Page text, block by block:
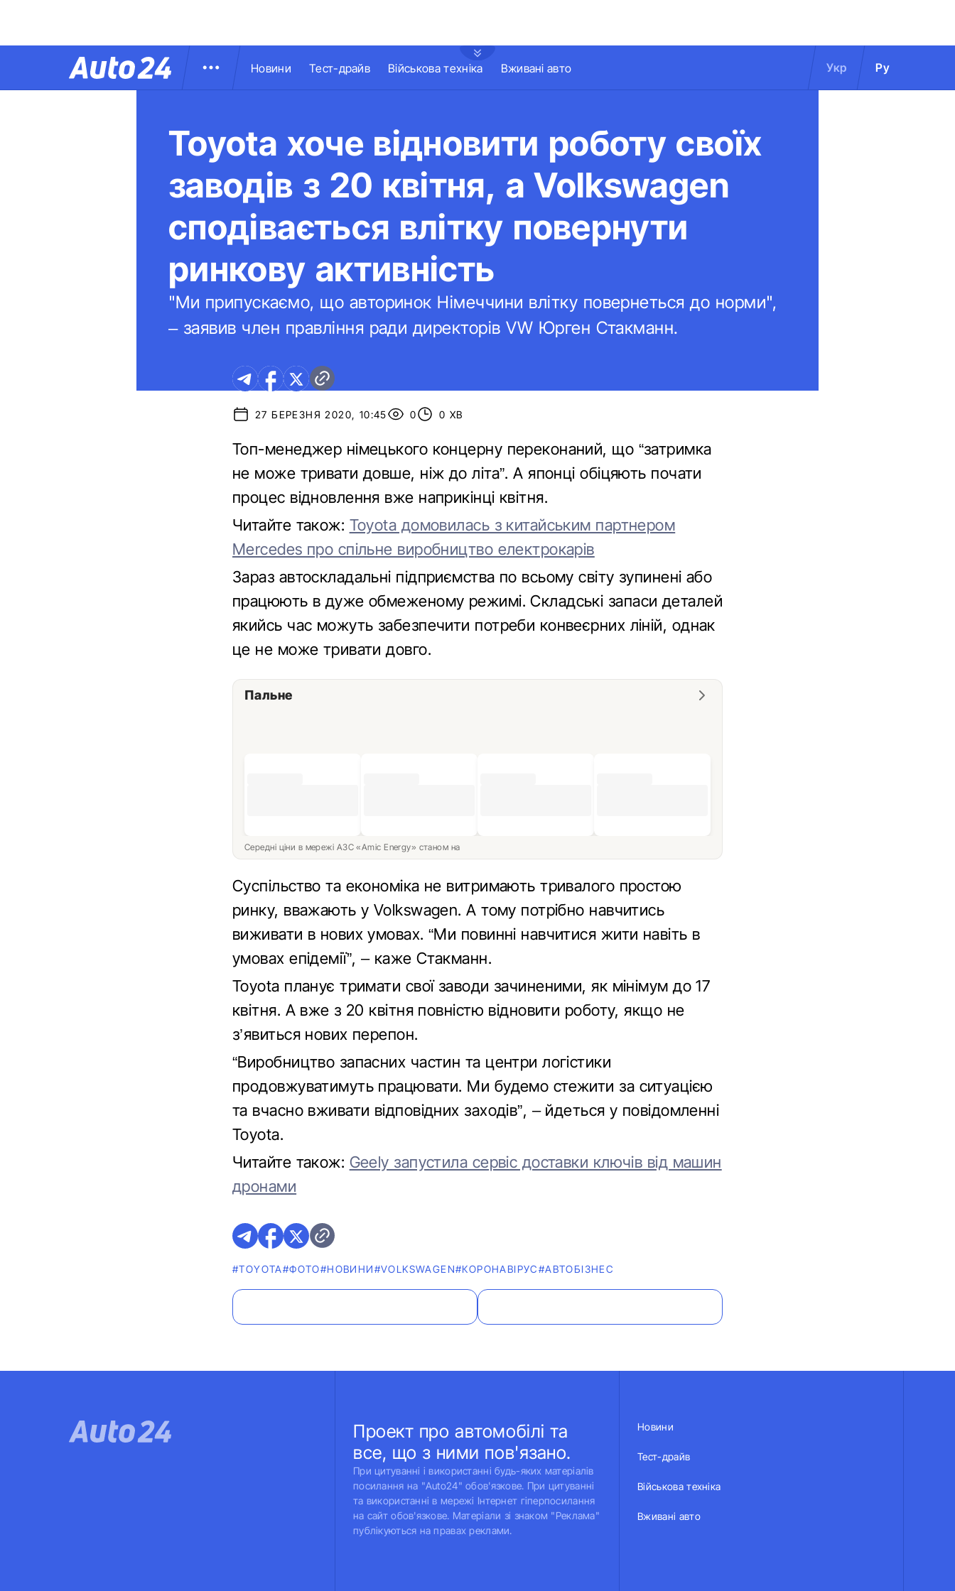
Новини Тест-драйв Військова техніка Вживані авто Укр Ру
Toyota хоче відновити роботу своїх
заводів з 20 квітня, а Volkswagen
сподівається влітку повернути
ринкову активність
"Ми припускаємо, що авторинок Німеччини влітку повернеться до норми",
– заявив член правління ради директорів VW Юрген Стакманн.
27 БЕРЕЗНЯ 2020, 10:45 0 0 ХВ
Топ-менеджер німецького концерну переконаний, що “затримка
не може тривати довше, ніж до літа”. А японці обіцяють почати
процес відновлення вже наприкінці квітня.
Читайте також: Toyota домовилась з китайським партнером
Mercedes про спільне виробництво електрокарів
Зараз автоскладальні підприємства по всьому світу зупинені або
працюють в дуже обмеженому режимі. Складські запаси деталей
якийсь час можуть забезпечити потреби конвеєрних ліній, однак
це не може тривати довго.
Пальне
Середні ціни в мережі АЗС «Amic Energy» станом на
Суспільство та економіка не витримають тривалого простою
ринку, вважають у Volkswagen. А тому потрібно навчитись
виживати в нових умовах. “Ми повинні навчитися жити навіть в
умовах епідемії”, – каже Стакманн.
Toyota планує тримати свої заводи зачиненими, як мінімум до 17
квітня. А вже з 20 квітня повністю відновити роботу, якщо не
з’явиться нових перепон.
“Виробництво запасних частин та центри логістики
продовжуватимуть працювати. Ми будемо стежити за ситуацією
та вчасно вживати відповідних заходів”, – йдеться у повідомленні
Toyota.
Читайте також: Geely запустила сервіс доставки ключів від машин
дронами
#TOYOTA#ФОТО#НОВИНИ#VOLKSWAGEN#КОРОНАВІРУС#АВТОБІЗНЕС
Проект про автомобілі та
все, що з ними пов'язано.
При цитуванні і використанні будь-яких матеріалів
посилання на "Auto24" обов'язкове. При цитуванні
та використанні в мережі Інтернет гіперпосилання
на сайт обов'язкове. Матеріали зі знаком "Реклама"
публікуються на правах реклами.
Новини
Тест-драйв
Військова техніка
Вживані авто